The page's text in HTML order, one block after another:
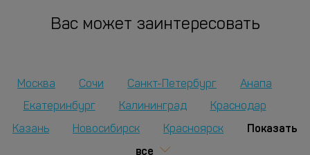
Вас может заинтересовать
Москва Сочи Санкт-Петербург
Анапа
Екатеринбург
Калининград Краснодар
Казань Новосибирск Красноярск
Показать
все